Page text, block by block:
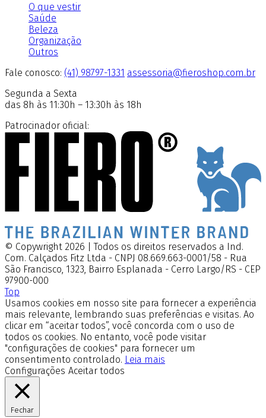
O que vestir
Saúde
Beleza
Organização
Outros
Fale conosco: (41) 98797-1331 assessoria@fieroshop.com.br
Segunda a Sexta
das 8h às 11:30h – 13:30h às 18h
Patrocinador oficial:
© Copywright 2026 | Todos os direitos reservados a Ind.
Com. Calçados Fitz Ltda - CNPJ 08.669.663-0001/58 - Rua
São Francisco, 1323, Bairro Esplanada - Cerro Largo/RS - CEP
97900-000
Top
Usamos cookies em nosso site para fornecer a experiência
mais relevante, lembrando suas preferências e visitas. Ao
clicar em “aceitar todos”, você concorda com o uso de
todos os cookies. No entanto, você pode visitar
"configurações de cookies" para fornecer um
consentimento controlado. Leia mais
Configurações Aceitar todos
Fechar